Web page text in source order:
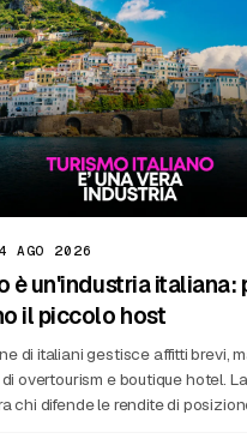
AGO 2026
è un'industria italiana:
il piccolo host
di italiani gestisce affitti brevi,
overtourism e boutique hotel.
chi difende le rendite di